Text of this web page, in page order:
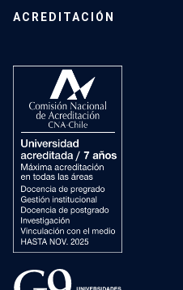
ACREDITACIÓN